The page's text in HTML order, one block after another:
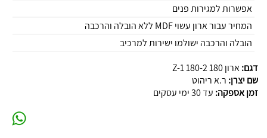
אפשרות למגירות פנים
המחיר עבור ארון עשוי MDF ללא הובלה והרכבה
הובלה והרכבה ישולמו ישירות למרכיב
דגם:ארון 180 180-2 Z-1
שם יצרן: ר.א ריהוט
זמן אספקה: עד 30 ימי עסקים